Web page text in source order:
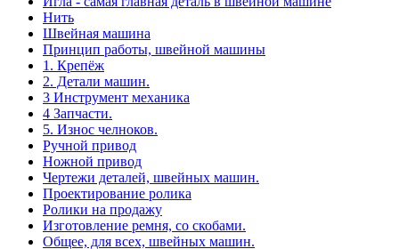
Нить
Швейная машина
Принцип работы, швейной машины
1. Крепёж
2. Детали машин.
3 Инструмент механика
4 Запчасти.
5. Износ челноков.
Ручной привод
Ножной привод
Чертежи деталей, швейных машин.
Проектирование ролика
Ролики на продажу
Изготовление ремня, со скобами.
Общее, для всех, швейных машин.